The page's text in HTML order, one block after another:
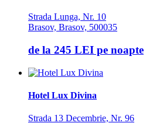
Strada Lunga, Nr. 10
Brasov, Brasov, 500035
de la 245 LEI pe noapte
Hotel Lux Divina
Strada 13 Decembrie, Nr. 96